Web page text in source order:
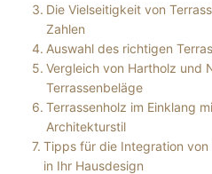
Die Vielseitigkeit von
Zahlen
Auswahl des richtigen
Vergleich von Hartholz und
Terrassenbeläge
Terrassenholz im Einklang
Architekturstil
Tipps für die Integration von
in Ihr Hausdesign